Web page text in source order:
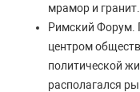
мрамор и гранит.
Римский Форум.
центром
политической
располагался